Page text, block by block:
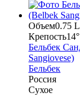
Объем0.75 L
Крепость14°
Бельбек
Sangiovese)
Бельбек
Россия
Сухое